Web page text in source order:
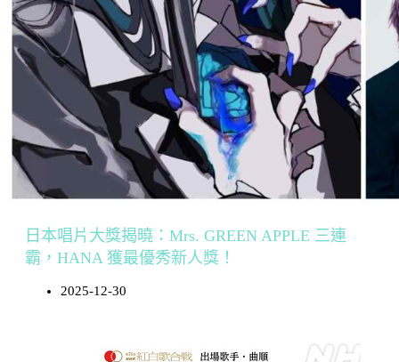
日本唱片大獎揭曉：Mrs. GREEN APPLE 三連
霸，HANA 獲最優秀新人獎！
2025-12-30